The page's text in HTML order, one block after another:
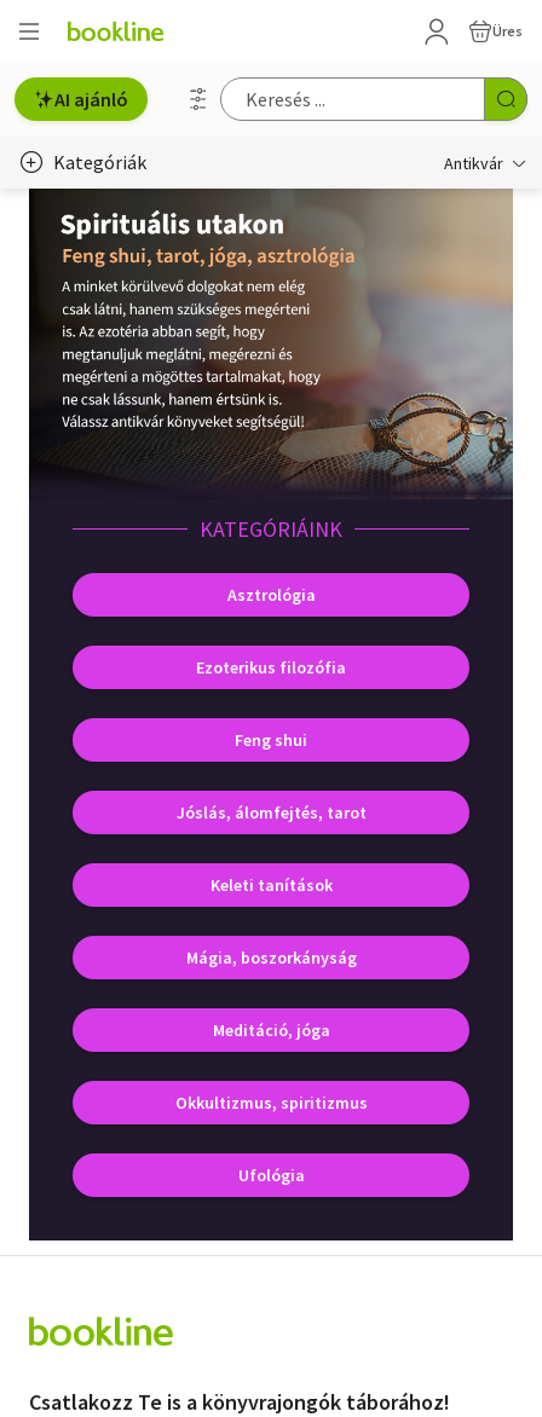
Üres
AI ajánló
Kategóriák Antikvár
Metszet
Régi képeslap
Életmód, egészség
Erotika
Gyermek- és ifjúsági
Idegen nyelvű
Irodalom
Minikönyv
Művészet
Szakkönyv
Tankönyv, segédkönyv
Társadalomtudomány
Természettudomány
Történelem
Vallás
Egyéb
KATEGÓRIÁINK
Asztrológia
Ezoterikus filozófia
Feng shui
Jóslás, álomfejtés, tarot
Keleti tanítások
Mágia, boszorkányság
Meditáció, jóga
Okkultizmus, spiritizmus
Ufológia
Csatlakozz Te is a könyvrajongók táborához!